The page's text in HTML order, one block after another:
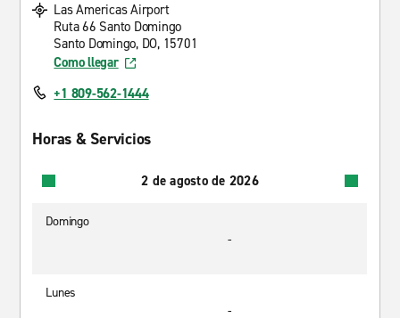
Las Americas Airport
Ruta 66 Santo Domingo
Santo Domingo, DO, 15701
Como llegar
+1 809-562-1444
Horas & Servicios
2 de agosto de 2026
Domingo
-
Lunes
-